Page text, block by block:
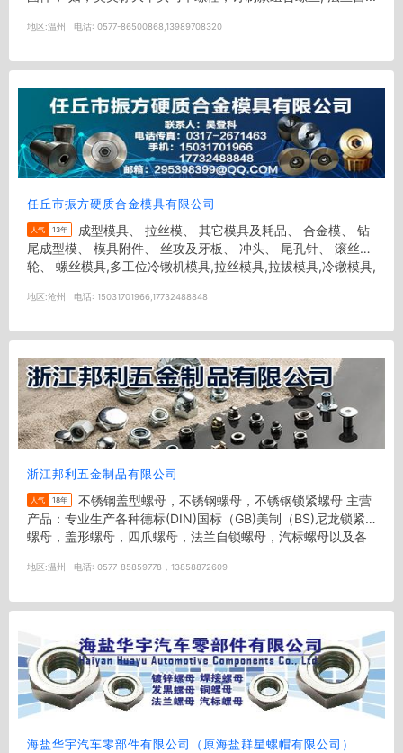
地区:温州 电话: 0577-86500868,13989708320
任丘市振方硬质合金模具有限公司
人气 13年
尾成型模、 模具附件、 丝攻及牙板、 冲头、 尾孔针、 滚丝
轮、 螺丝模具,多工位冷镦机模具,拉丝模具,拉拔模具,冷镦模具,
地区:沧州 电话: 15031701966,17732488848
浙江邦利五金制品有限公司
人气 18年
产品：专业生产各种德标(DIN)国标（GB)美制（BS)尼龙锁紧
螺母，盖形螺母，四爪螺母，法兰自锁螺母，汽标螺母以及各
地区:温州 电话: 0577-85859778，13858872609
海盐华宇汽车零部件有限公司（原海盐群星螺帽有限公司）